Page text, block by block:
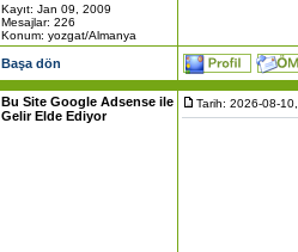
Kayıt: Jan 09, 2009
Mesajlar: 226
Konum: yozgat/Almanya
Başa dön
Bu Site Google Adsense ile
Gelir Elde Ediyor
Tarih: 2026-08-